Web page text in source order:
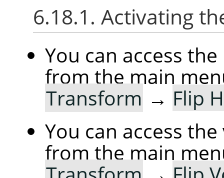
6.18.1. Activating
You can access
from the main
Transform → Flip
You can access
from the main